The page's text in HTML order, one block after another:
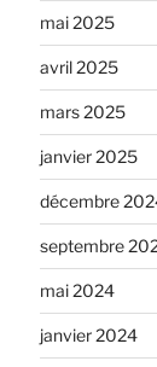
mai 2025
avril 2025
mars 2025
janvier 2025
décembre
septembre
mai 2024
janvier 2024